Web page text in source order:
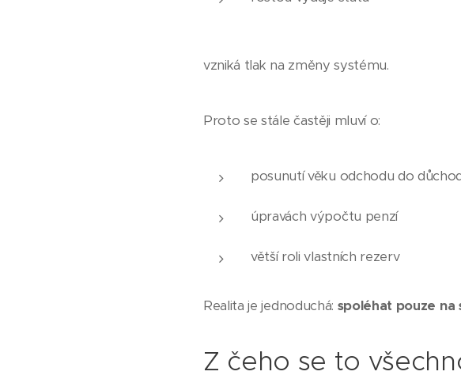
vzniká tlak na změny systému.
Proto se stále častěji mluví o:
posunutí věku odchodu do
úpravách výpočtu penzí
větší roli vlastních rezerv
Realita je jednoduchá: spoléhat pouze na
Z čeho se to